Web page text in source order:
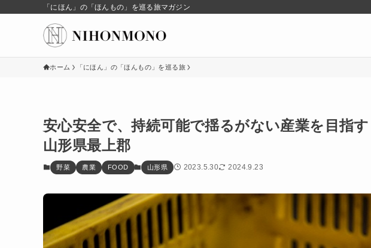
「にほん」の「ほんもの」を巡る旅マガジン
ホーム 「にほん」の「ほんもの」を巡る旅
安心安全で、持続可能で揺るがない産業を目指
山形県最上郡
野菜 農業 FOOD 山形県 2023.5.30 2024.9.23